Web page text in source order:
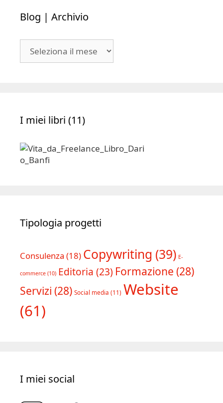
Blog | Archivio
I miei libri (11)
Tipologia progetti
Consulenza (18) Copywriting (39) E-
commerce (10) Editoria (23) Formazione (28)
Servizi (28) Social media (11) Website
(61)
I miei social